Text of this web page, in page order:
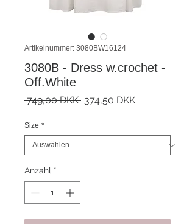
Artikelnummer: 3080BW16124
3080B - Dress w.crochet -
Off.White
749,00 DKK Standardpreis
374,50 DKKSale-
Size *
Anzahl *